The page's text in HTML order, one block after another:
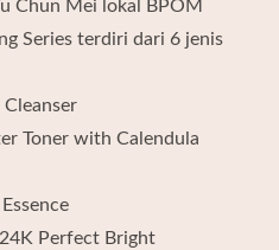
Chun Mei lokal BPOM
Series terdiri dari 6 jenis
Toner with Calendula
Perfect Bright